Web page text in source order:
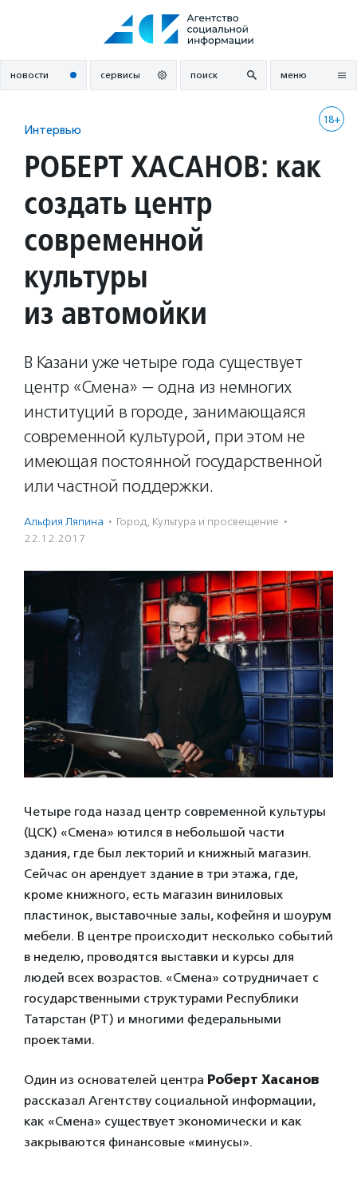
новости сервисы поиск меню
18+
Интервью
РОБЕРТ ХАСАНОВ: как
создать центр
современной
культуры
из автомойки
В Казани уже четыре года существует
центр «Смена» — одна из немногих
институций в городе, занимающаяся
современной культурой, при этом не
имеющая постоянной государственной
или частной поддержки.
Альфия Ляпина · Город, Культура и просвещение ·
22.12.2017
Четыре года назад центр современной культуры
(ЦСК) «Смена» ютился в небольшой части
здания, где был лекторий и книжный магазин.
Сейчас он арендует здание в три этажа, где,
кроме книжного, есть магазин виниловых
пластинок, выставочные залы, кофейня и шоурум
мебели. В центре происходит несколько событий
в неделю, проводятся выставки и курсы для
людей всех возрастов. «Смена» сотрудничает с
государственными структурами Республики
Татарстан (РТ) и многими федеральными
проектами.
Один из основателей центра Роберт Хасанов
рассказал Агентству социальной информации,
как «Смена» существует экономически и как
закрываются финансовые «минусы».